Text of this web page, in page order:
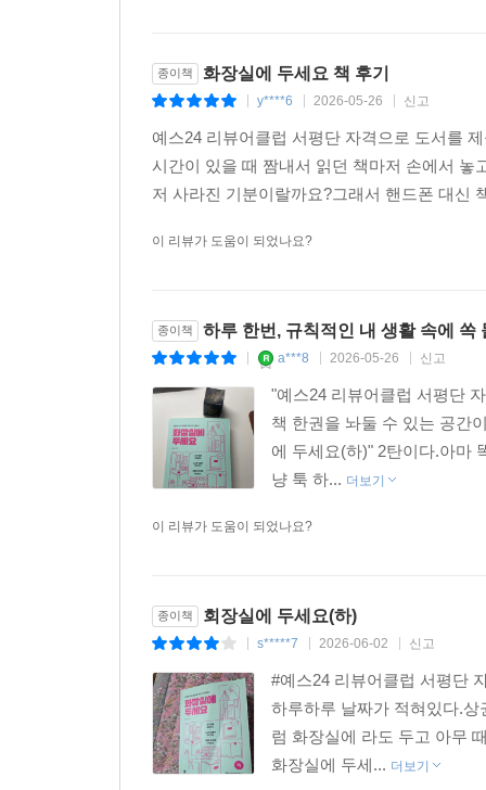
종이책 화장실에 두세요 책 후기
y****6 2026-05-26 신고
예스24 리뷰어클럽 서평단 자격으로 도서를
시간이 있을 때 짬내서 읽던 책마저 손에서 놓
저 사라진 기분이랄까요?그래서 핸드폰 대신
이 리뷰가 도움이 되었나요?
종이책 하루 한번, 규칙적인 내 생활 속에 쏙
a***8 2026-05-26 신고
"예스24 리뷰어클럽 서평단
책 한권을 놔둘 수 있는 공간
에 두세요(하)" 2탄이다.아마
냥 툭 하... 더보기
이 리뷰가 도움이 되었나요?
종이책 회장실에 두세요(하)
s*****7 2026-06-02 신고
#예스24 리뷰어클럽 서평단
하루하루 날짜가 적혀있다.
럼 화장실에 라도 두고 아무
화장실에 두세... 더보기